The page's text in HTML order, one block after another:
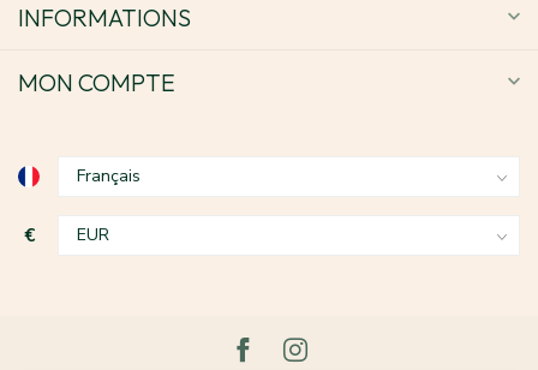
INFORMATIONS
MON COMPTE
€